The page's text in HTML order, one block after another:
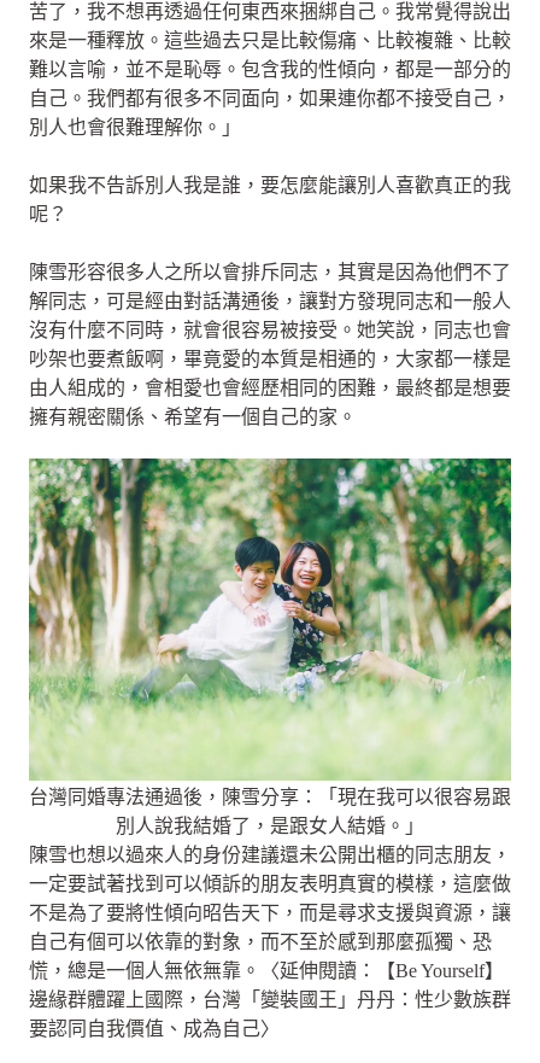
苦了，我不想再透過任何東西來捆綁自己。我常覺得說出
來是一種釋放。這些過去只是比較傷痛、比較複雜、比較
難以言喻，並不是恥辱。包含我的性傾向，都是一部分的
自己。我們都有很多不同面向，如果連你都不接受自己，
別人也會很難理解你。」
如果我不告訴別人我是誰，要怎麼能讓別人喜歡真正的我
呢？
陳雪形容很多人之所以會排斥同志，其實是因為他們不了
解同志，可是經由對話溝通後，讓對方發現同志和一般人
沒有什麼不同時，就會很容易被接受。她笑說，同志也會
吵架也要煮飯啊，畢竟愛的本質是相通的，大家都一樣是
由人組成的，會相愛也會經歷相同的困難，最終都是想要
擁有親密關係、希望有一個自己的家。
台灣同婚專法通過後，陳雪分享：「現在我可以很容易跟
別人說我結婚了，是跟女人結婚。」
陳雪也想以過來人的身份建議還未公開出櫃的同志朋友，
一定要試著找到可以傾訴的朋友表明真實的模樣，這麼做
不是為了要將性傾向昭告天下，而是尋求支援與資源，讓
自己有個可以依靠的對象，而不至於感到那麼孤獨、恐
慌，總是一個人無依無靠。〈延伸閱讀：【Be Yourself】
邊緣群體躍上國際，台灣「變裝國王」丹丹：性少數族群
要認同自我價值、成為自己〉